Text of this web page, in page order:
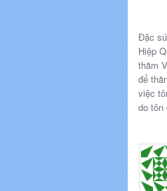
Đặc
Hiệp
thăm
để
việc
do tôn